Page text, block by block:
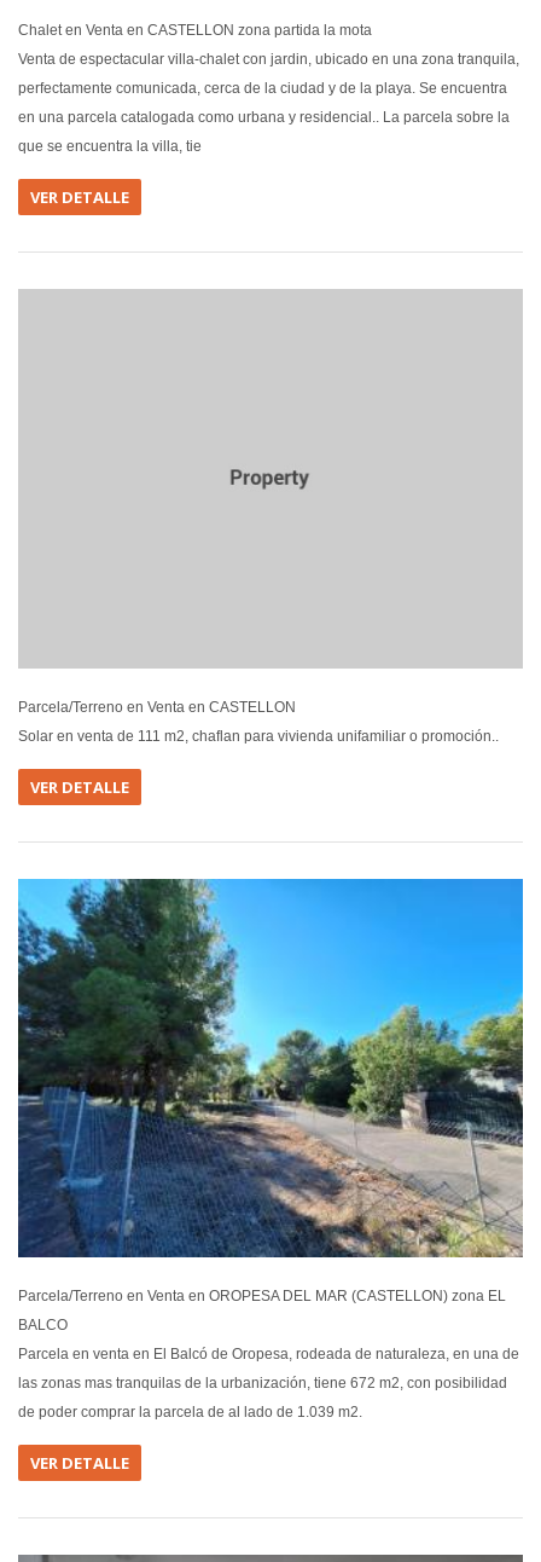
Chalet en Venta en CASTELLON zona partida la mota
Venta de espectacular villa-chalet con jardin, ubicado en una zona tranquila,
perfectamente comunicada, cerca de la ciudad y de la playa. Se encuentra
en una parcela catalogada como urbana y residencial.. La parcela sobre la
que se encuentra la villa, tie
VER DETALLE
Parcela/Terreno en Venta en CASTELLON
Solar en venta de 111 m2, chaflan para vivienda unifamiliar o promoción..
VER DETALLE
Parcela/Terreno en Venta en OROPESA DEL MAR (CASTELLON) zona EL
BALCO
Parcela en venta en El Balcó de Oropesa, rodeada de naturaleza, en una de
las zonas mas tranquilas de la urbanización, tiene 672 m2, con posibilidad
de poder comprar la parcela de al lado de 1.039 m2.
VER DETALLE